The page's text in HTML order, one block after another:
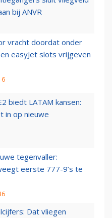
bij ANVR
vracht doordat onder
easyJet slots vrijgeven
biedt LATAM kansen:
in op nieuwe
tegenvaller:
eerste 777-9’s te
Dat vliegen